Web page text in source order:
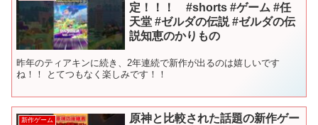
定！！！ #shorts #ゲーム #任
天堂 #ゼルダの伝説 #ゼルダの伝
説知恵のかりもの
昨年のティアキンに続き、2年連続で新作が出るのは嬉しいです
ね！！ とてつもなく楽しみです！！
新作ゲーム
原神と比較された話題の新作ゲー